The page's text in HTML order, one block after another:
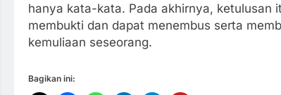
hanya kata-kata. Pada akhirnya, ketulusan
membukti dan dapat menembus serta
kemuliaan seseorang.
Bagikan ini: